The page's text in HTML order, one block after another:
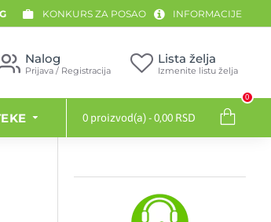
KONKURS ZA POSAO INFORMACIJE
Nalog
Prijava / Registracija
Lista želja
Izmenite listu želja
0 proizvod(a) - 0,00 RSD
0